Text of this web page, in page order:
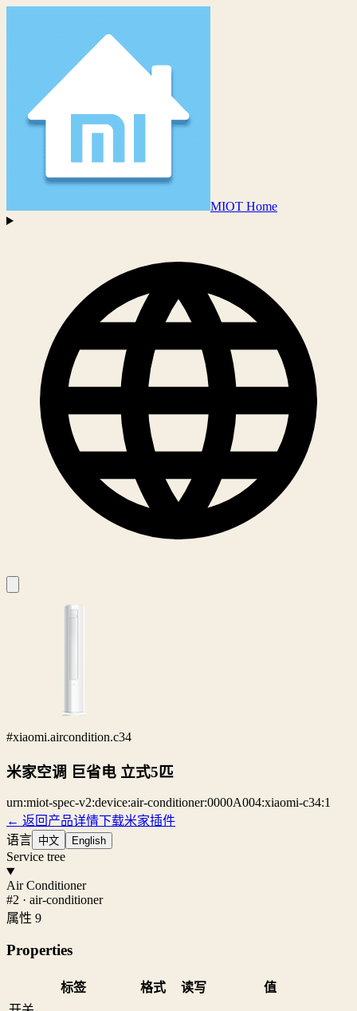
MIOT Home
#xiaomi.aircondition.c34
米家空调 巨省电 立式5匹
urn:miot-spec-v2:device:air-conditioner:0000A004:xiaomi-c34:1
← 返回产品详情下载米家插件
语言 中文 English
Service tree
Air Conditioner
#2 · air-conditioner
属性 9
Properties
标签 格式 读写
值